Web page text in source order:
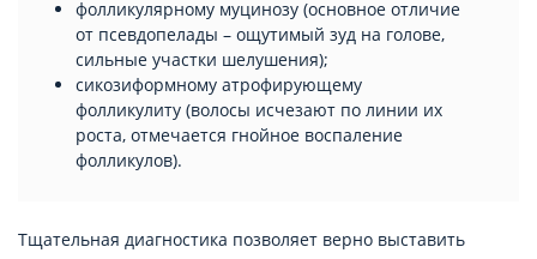
фолликулярному муцинозу (основное отличие
от псевдопелады – ощутимый зуд на голове,
сильные участки шелушения);
сикозиформному атрофирующему
фолликулиту (волосы исчезают по линии их
роста, отмечается гнойное воспаление
фолликулов).
Тщательная диагностика позволяет верно выставить